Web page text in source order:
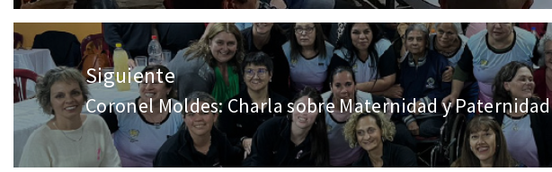
Siguiente
Coronel Moldes: Charla sobre Maternidad y Paternidad